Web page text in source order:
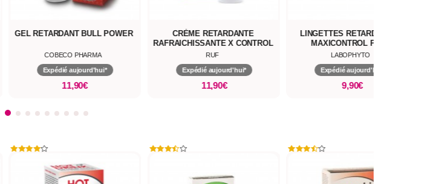
GEL RETARDANT BULL POWER
COBECO PHARMA
Expédié aujourd'hui*
11,90€
CRÈME RETARDANTE
RAFRAICHISSANTE X CONTROL
RUF
Expédié aujourd'hui*
11,90€
LINGETTES RETARDANTES
MAXICONTROL PAR 6
LABOPHYTO
Expédié aujourd'hui*
9,90€